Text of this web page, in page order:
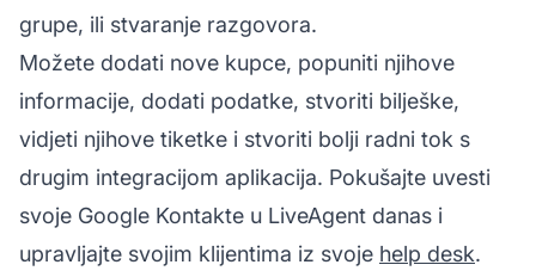
grupe, ili stvaranje razgovora.
Možete dodati nove kupce, popuniti njihove
informacije, dodati podatke, stvoriti bilješke,
vidjeti njihove tiketke i stvoriti bolji radni tok s
drugim integracijom aplikacija. Pokušajte uvesti
svoje Google Kontakte u LiveAgent danas i
upravljajte svojim klijentima iz svoje help desk.